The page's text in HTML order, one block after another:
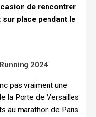
de rencontrer
place pendant le
2024
pas vraiment une
la Porte de Versailles
au marathon de Paris